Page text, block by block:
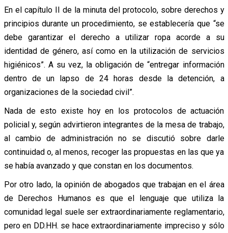
En el capítulo II de la minuta del protocolo, sobre derechos y
principios durante un procedimiento, se establecería que “se
debe garantizar el derecho a utilizar ropa acorde a su
identidad de género, así como en la utilización de servicios
higiénicos”. A su vez, la obligación de “entregar información
dentro de un lapso de 24 horas desde la detención, a
organizaciones de la sociedad civil”.
Nada de esto existe hoy en los protocolos de actuación
policial y, según advirtieron integrantes de la mesa de trabajo,
al cambio de administración no se discutió sobre darle
continuidad o, al menos, recoger las propuestas en las que ya
se había avanzado y que constan en los documentos.
Por otro lado, la opinión de abogados que trabajan en el área
de Derechos Humanos es que el lenguaje que utiliza la
comunidad legal suele ser extraordinariamente reglamentario,
pero en DD.HH. se hace extraordinariamente impreciso y sólo